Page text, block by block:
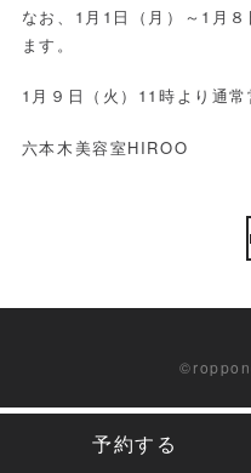
なお、1月1日（月）～1月
ます。
1月９日（火）11時より通常
六本木美容室HIROO
予約する